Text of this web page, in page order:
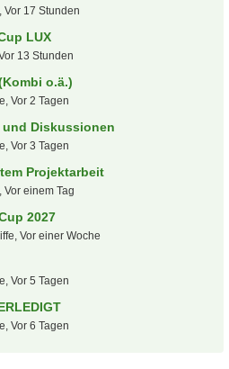
Vor 19 Stunden
Vor 21 Stunden
17 Stunden
LUX
13 Stunden
o.ä.)
Vor 2 Tagen
Diskussionen
Vor 3 Tagen
Projektarbeit
einem Tag
2027
Vor einer Woche